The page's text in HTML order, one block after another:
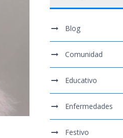
Blog
Comunidad
Educativo
Enfermedades
Festivo